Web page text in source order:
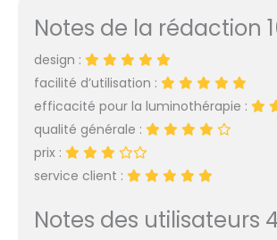
Notes de la rédaction
design :
facilité d’utilisation :
efficacité pour la luminothérapie :
qualité générale :
prix :
service client :
Notes des utilisateurs